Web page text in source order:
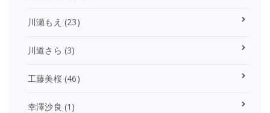
川瀬もえ (23)
川道さら (3)
工藤美桜(46)
幸澤沙良 (1)